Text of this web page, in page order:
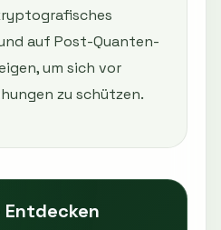
auf Post-Quanten-
um sich vor
zu schützen.
Entdecken